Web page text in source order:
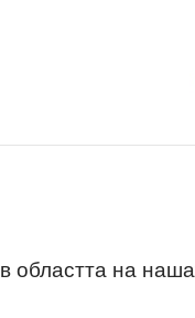
в областта на